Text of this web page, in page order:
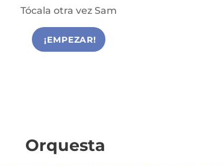
Tócala otra vez Sam
¡EMPEZAR!
Orquesta